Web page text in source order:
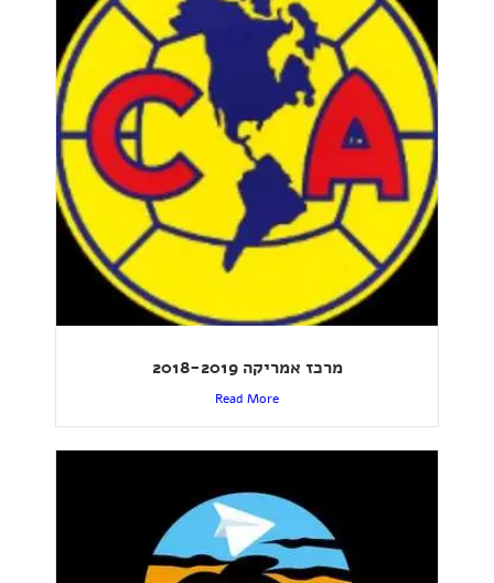
מרכז אמריקה 2018-2019
Read More